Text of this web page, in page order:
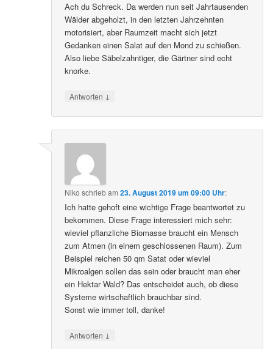
Ach du Schreck. Da werden nun seit Jahrtausenden
Wälder abgeholzt, in den letzten Jahrzehnten
motorisiert, aber Raumzeit macht sich jetzt
Gedanken einen Salat auf den Mond zu schießen.
Also liebe Säbelzahntiger, die Gärtner sind echt
knorke.
Antworten ↓
Niko schriebam23. August 2019 um 09:00 Uhr:
Ich hatte gehoft eine wichtige Frage beantwortet zu
bekommen. Diese Frage interessiert mich sehr:
wieviel pflanzliche Biomasse braucht ein Mensch
zum Atmen (in einem geschlossenen Raum). Zum
Beispiel reichen 50 qm Satat oder wieviel
Mikroalgen sollen das sein oder braucht man eher
ein Hektar Wald? Das entscheidet auch, ob diese
Systeme wirtschaftlich brauchbar sind.
Sonst wie immer toll, danke!
Antworten ↓